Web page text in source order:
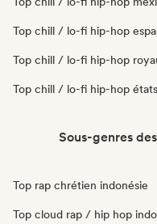
Top chill / lo-fi hip-hop
Top chill / lo-fi hip-hop
Top chill / lo-fi hip-hop
Sous-genres
Top rap chrétien indonésie
Top cloud rap / hip hop